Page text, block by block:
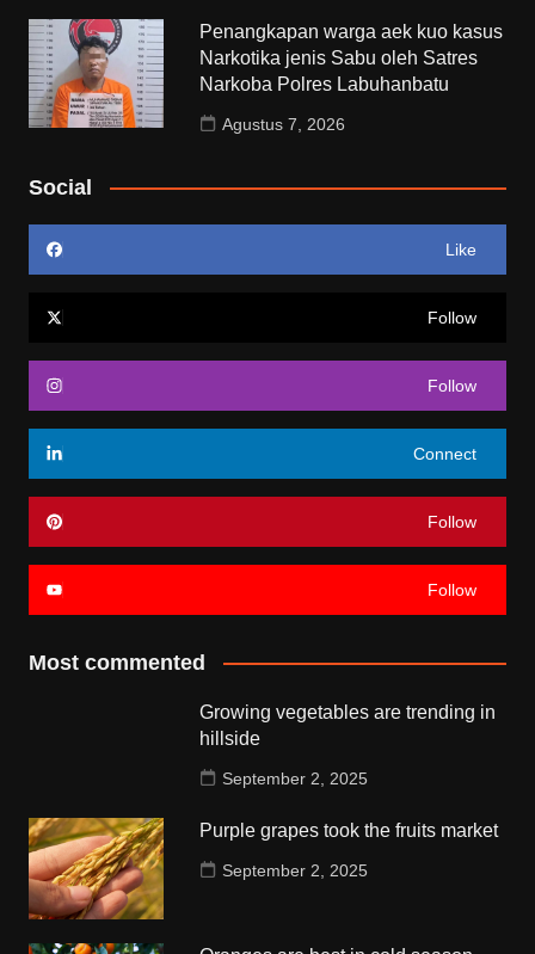
Penangkapan warga aek kuo kasus
Narkotika jenis Sabu oleh Satres
Narkoba Polres Labuhanbatu
Agustus 7, 2026
Social
Like
Follow
Follow
Connect
Follow
Follow
Most commented
Growing vegetables are trending in
hillside
September 2, 2025
Purple grapes took the fruits market
September 2, 2025